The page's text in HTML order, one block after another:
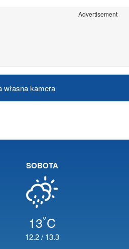
Advertisement
własna kamera
SOBOTA
13°C
12.2/ 13.3